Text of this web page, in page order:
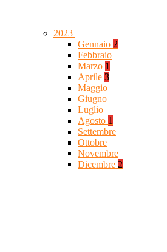
2023
Gennaio 2
Febbraio
Marzo 1
Aprile 3
Maggio
Giugno
Luglio
Agosto 1
Settembre
Ottobre
Novembre
Dicembre 2